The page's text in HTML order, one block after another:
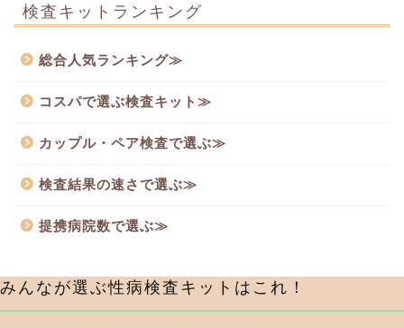
検査キットランキング
総合人気ランキング≫
コスパで選ぶ検査キット≫
カップル・ペア検査で選ぶ≫
検査結果の速さで選ぶ≫
提携病院数で選ぶ≫
みんなが選ぶ性病検査キットはこれ！